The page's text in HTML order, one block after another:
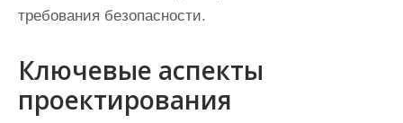
требования безопасности.
Ключевые аспекты
проектирования